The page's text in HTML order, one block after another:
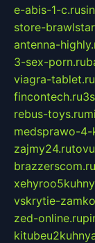
e-abis-1-c.ru
store-
antenna-
3-sex-porn.ru
viagra-tablet.ru
fincontech.ru
rebus-toys.ru
medsprawo-4-
zajmy24.ru
brazzerscom.ru
vskrytie-
zed-online.ru